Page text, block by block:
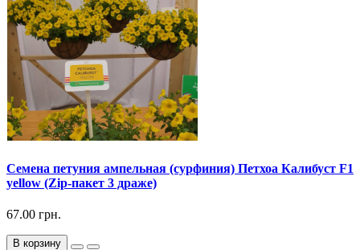
Семена петуния ампельная (сурфиния) Петхоа Калибуст F1
yellow (Zip-пакет 3 драже)
67.00 грн.
В корзину